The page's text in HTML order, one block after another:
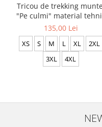
Tricou de trekking
"Pe culmi" material
sport, culoare albă CS65
135,00 Lei
XS S M L XL
2XL
3XL
4XL